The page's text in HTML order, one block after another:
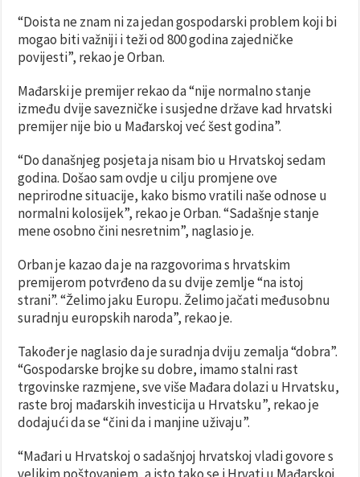
“Doista ne znam ni za jedan gospodarski problem koji bi
mogao biti važniji i teži od 800 godina zajedničke
povijesti”, rekao je Orban.
Mađarski je premijer rekao da “nije normalno stanje
između dvije savezničke i susjedne države kad hrvatski
premijer nije bio u Mađarskoj već šest godina”.
“Do današnjeg posjeta ja nisam bio u Hrvatskoj sedam
godina. Došao sam ovdje u cilju promjene ove
neprirodne situacije, kako bismo vratili naše odnose u
normalni kolosijek”, rekao je Orban. “Sadašnje stanje
mene osobno čini nesretnim”, naglasio je.
Orban je kazao da je na razgovorima s hrvatskim
premijerom potvrđeno da su dvije zemlje “na istoj
strani”. “Želimo jaku Europu. Želimo jačati međusobnu
suradnju europskih naroda”, rekao je.
Također je naglasio da je suradnja dviju zemalja “dobra”.
“Gospodarske brojke su dobre, imamo stalni rast
trgovinske razmjene, sve više Mađara dolazi u Hrvatsku,
raste broj mađarskih investicija u Hrvatsku”, rekao je
dodajući da se “čini da i manjine uživaju”.
“Mađari u Hrvatskoj o sadašnjoj hrvatskoj vladi govore s